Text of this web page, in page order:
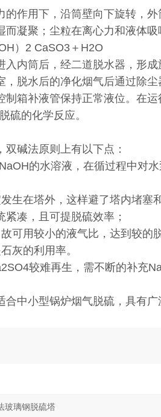
作用下，沿筒壁向下旋转，
凝聚；尘粒在离心力和液体
）2 CaSO3＋H2O
入内筒后，经二道脱水器，形
脱水后的净化烟气后通过除
箱补液管保持正常液位。在
硫的化学反应。
碱法原则上有以下点：
的水溶液，在循过程中对
生在塔外，这样避了塔内堵
凑，且可提脱硫效率；
可用较小的液气比，达到较的
灰的利用率。
较难再生，需不断的补充
中小型锅炉烟气脱硫，具有广